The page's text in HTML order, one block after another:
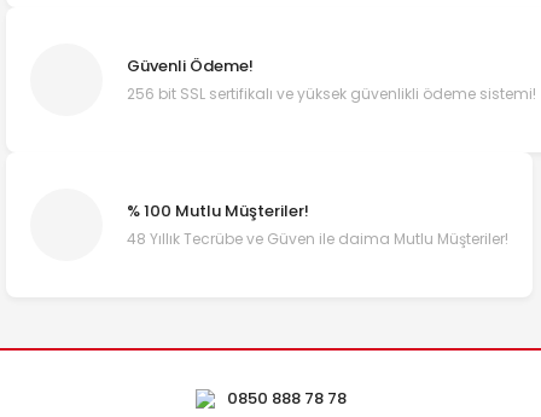
Güvenli Ödeme!
256 bit SSL sertifikalı ve yüksek güvenlikli ödeme sistemi!
% 100 Mutlu Müşteriler!
48 Yıllık Tecrübe ve Güven ile daima Mutlu Müşteriler!
0850 888 78 78